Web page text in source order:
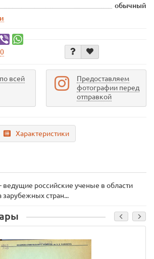
обычный
0
всей
Предоставляем
фотографии перед
отправкой
Характеристики
российские ученые в области
зарубежных стран...